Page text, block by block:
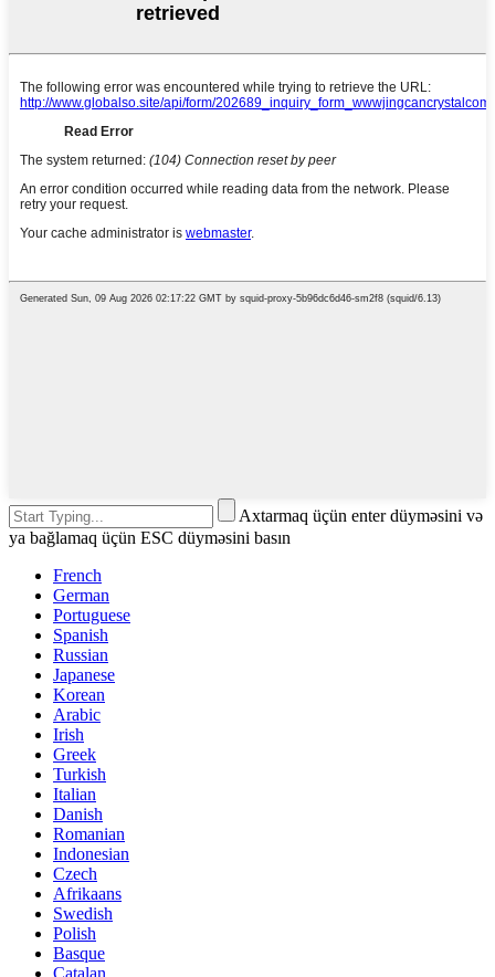
Axtarmaq üçün enter düyməsini və
ya bağlamaq üçün ESC düyməsini basın
French
German
Portuguese
Spanish
Russian
Japanese
Korean
Arabic
Irish
Greek
Turkish
Italian
Danish
Romanian
Indonesian
Czech
Afrikaans
Swedish
Polish
Basque
Catalan